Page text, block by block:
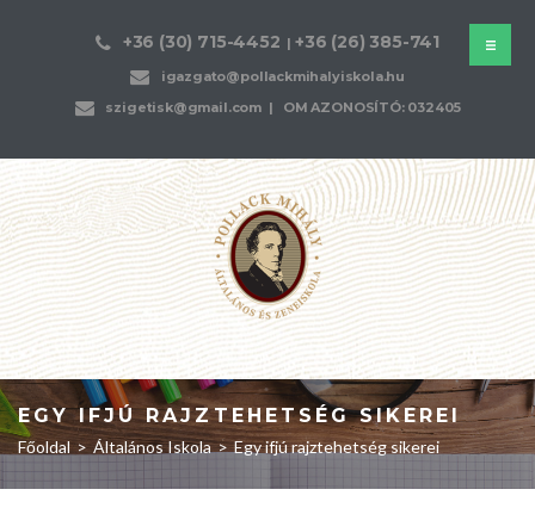
+36 (30) 715-4452 | +36 (26) 385-741
igazgato@pollackmihalyiskola.hu
szigetisk@gmail.com | OM AZONOSÍTÓ: 032405
EGY IFJÚ RAJZTEHETSÉG SIKEREI
Főoldal > Általános Iskola > Egy ifjú rajztehetség sikerei